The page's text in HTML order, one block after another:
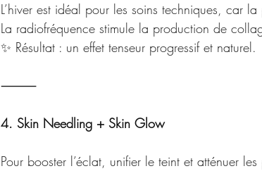
L’hiver est idéal pour les soins techniques, car
La radiofréquence stimule la production de
✨ Résultat : un effet tenseur progressif et naturel.
⸻
4. Skin Needling + Skin Glow
Pour booster l’éclat, unifier le teint et atténuer